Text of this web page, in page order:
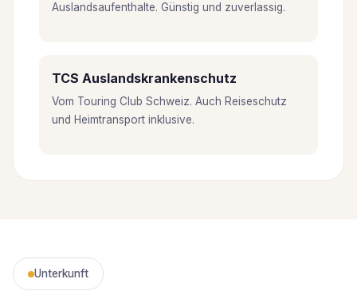
Auslandsaufenthalte. Günstig und zuverlassig.
TCS Auslandskrankenschutz
Vom Touring Club Schweiz. Auch Reiseschutz
und Heimtransport inklusive.
Unterkunft